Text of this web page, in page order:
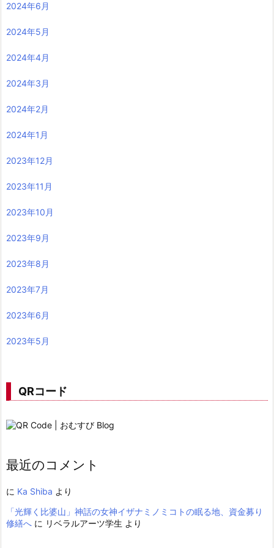
2024年6月
2024年5月
2024年4月
2024年3月
2024年2月
2024年1月
2023年12月
2023年11月
2023年10月
2023年9月
2023年8月
2023年7月
2023年6月
2023年5月
QRコード
最近のコメント
に Ka Shiba より
「光輝く比婆山」神話の女神イザナミノミコトの眠る地、資金募り
修繕へ に リベラルアーツ学生 より